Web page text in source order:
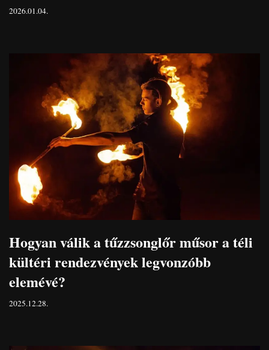
2026.01.04.
Hogyan válik a tűzzsonglőr műsor a téli
kültéri rendezvények legvonzóbb
elemévé?
2025.12.28.